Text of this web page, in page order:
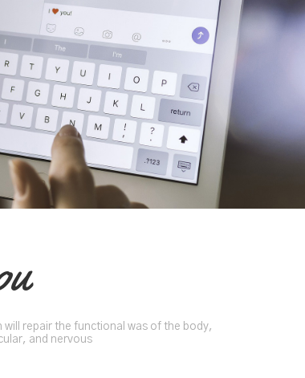
repair the functional was of the body,
and nervous